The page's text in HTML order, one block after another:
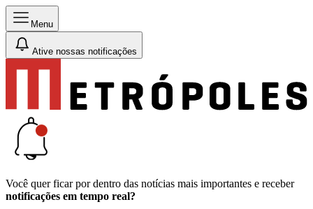
Menu
Ative nossas notificações
Você quer ficar por dentro das notícias mais importantes e receber
notificações em tempo real?